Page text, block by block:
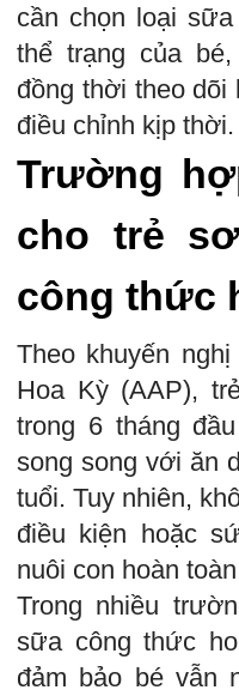
cần chọn loại
thể trạng của
đồng thời theo
điều chỉnh kịp thời.
Trường
cho trẻ
công thức
Theo khuyến
Hoa Kỳ (AAP),
trong 6 tháng
song song với ăn
tuổi. Tuy nhiên,
điều kiện hoặc
nuôi con hoàn
Trong nhiều
sữa công thức
đảm bảo bé vẫn